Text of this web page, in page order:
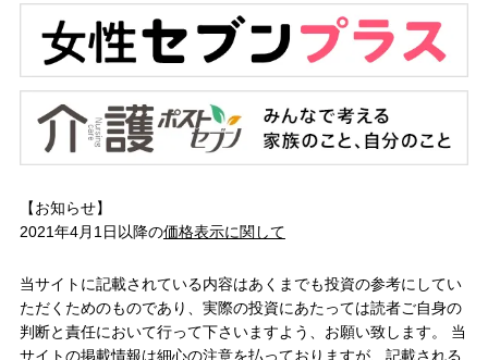
【お知らせ】
2021年4月1日以降の価格表示に関して
当サイトに記載されている内容はあくまでも投資の参考にしてい
ただくためのものであり、実際の投資にあたっては読者ご自身の
判断と責任において行って下さいますよう、お願い致します。 当
サイトの掲載情報は細心の注意を払っておりますが、記載される